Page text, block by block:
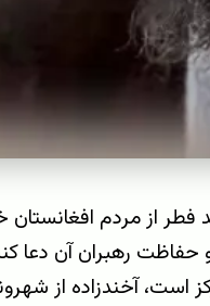
فطر از مردم افغانستان
رهبران آن دعا
است، آخندزاده از